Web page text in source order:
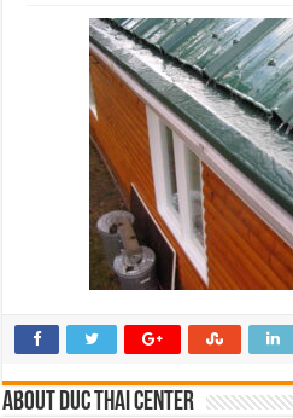
mang-
xoi-
mai-
ton-
quan-
2
About Duc Thai Center